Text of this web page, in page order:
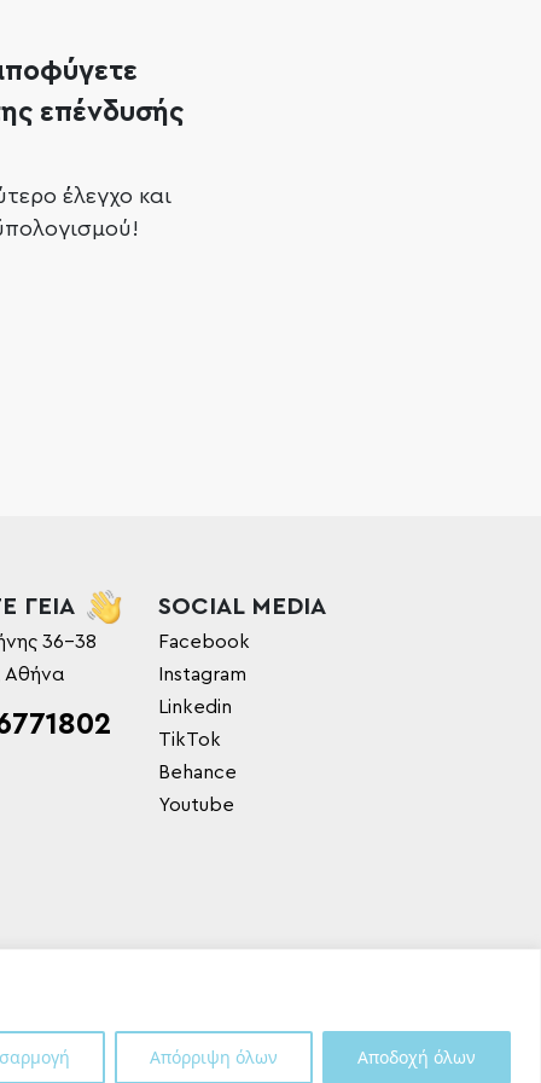
Απόρριψη όλων Αποδοχή όλων
επένδυσής
έλεγχο και
ΓΕΙΑ
36-38
Αθήνα
SOCIAL MEDIA
Facebook
Instagram
Linkedin
TikTok
Behance
Youtube